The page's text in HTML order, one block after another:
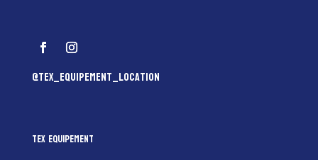
@tex_equipement_location
Tex Equipement